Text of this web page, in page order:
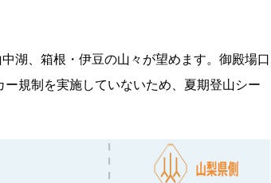
湖、箱根・伊豆の山々が望めます。御殿場口
規制を実施していないため、夏期登山シー